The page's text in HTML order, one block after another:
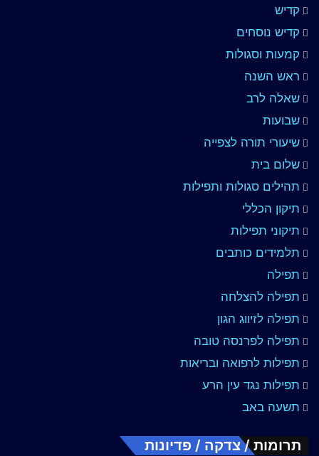
קדיש
קדיש נוסחים
קמעות וסגולות
ראש השנה
שאלה לרב
שבועות
שיעורי תורה לצפייה
שלום בית
תהילים סגולות ותפילות
תיקון הכללי
תיקוני תפילות
תלמידים כותבים
תפילה
תפילה להצלחה
תפילה לזיווג הגון
תפילה לפרנסה טובה
תפילות לרפואה ובריאות
תפילות נגד עין הרע
תשעה באב
תרומות / צדקה / פדיונות